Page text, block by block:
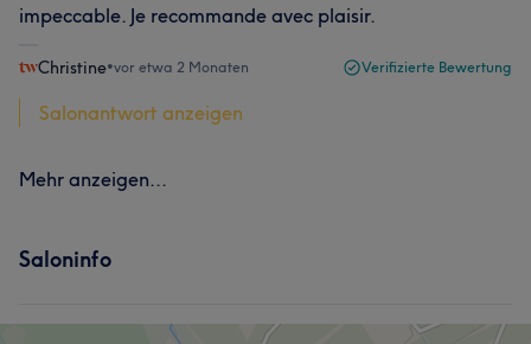
impeccable. Je recommande avec plaisir.
Christine•vor etwa 2 Monaten Verifizierte Bewertung
Salonantwort anzeigen
Mehr anzeigen...
Saloninfo